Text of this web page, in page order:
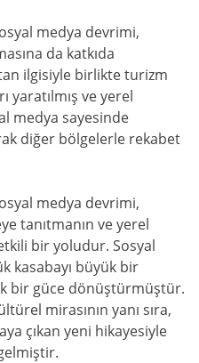
medya devrimi,
da katkıda
ilgisiyle birlikte turizm
yaratılmış ve yerel
medya sayesinde
diğer bölgelerle rekabet
medya devrimi,
tanıtmanın ve yerel
bir yoludur. Sosyal
kasabayı büyük bir
bir güce dönüştürmüştür.
mirasının yanı sıra,
çıkan yeni hikayesiyle